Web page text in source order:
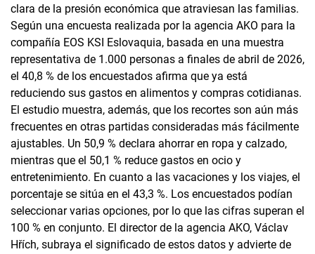
clara de la presión económica que atraviesan las familias.
Según una encuesta realizada por la agencia AKO para la
compañía EOS KSI Eslovaquia, basada en una muestra
representativa de 1.000 personas a finales de abril de 2026,
el 40,8 % de los encuestados afirma que ya está
reduciendo sus gastos en alimentos y compras cotidianas.
El estudio muestra, además, que los recortes son aún más
frecuentes en otras partidas consideradas más fácilmente
ajustables. Un 50,9 % declara ahorrar en ropa y calzado,
mientras que el 50,1 % reduce gastos en ocio y
entretenimiento. En cuanto a las vacaciones y los viajes, el
porcentaje se sitúa en el 43,3 %. Los encuestados podían
seleccionar varias opciones, por lo que las cifras superan el
100 % en conjunto. El director de la agencia AKO, Václav
Hřích, subraya el significado de estos datos y advierte de